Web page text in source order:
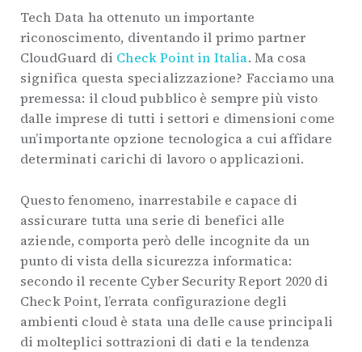
Tech Data ha ottenuto un importante
riconoscimento, diventando il primo partner
CloudGuard di Check Point in Italia. Ma cosa
significa questa specializzazione? Facciamo una
premessa: il cloud pubblico è sempre più visto
dalle imprese di tutti i settori e dimensioni come
un’importante opzione tecnologica a cui affidare
determinati carichi di lavoro o applicazioni.
Questo fenomeno, inarrestabile e capace di
assicurare tutta una serie di benefici alle
aziende, comporta però delle incognite da un
punto di vista della sicurezza informatica:
secondo il recente Cyber ​​Security Report 2020 di
Check Point, l’errata configurazione degli
ambienti cloud è stata una delle cause principali
di molteplici sottrazioni di dati e la tendenza